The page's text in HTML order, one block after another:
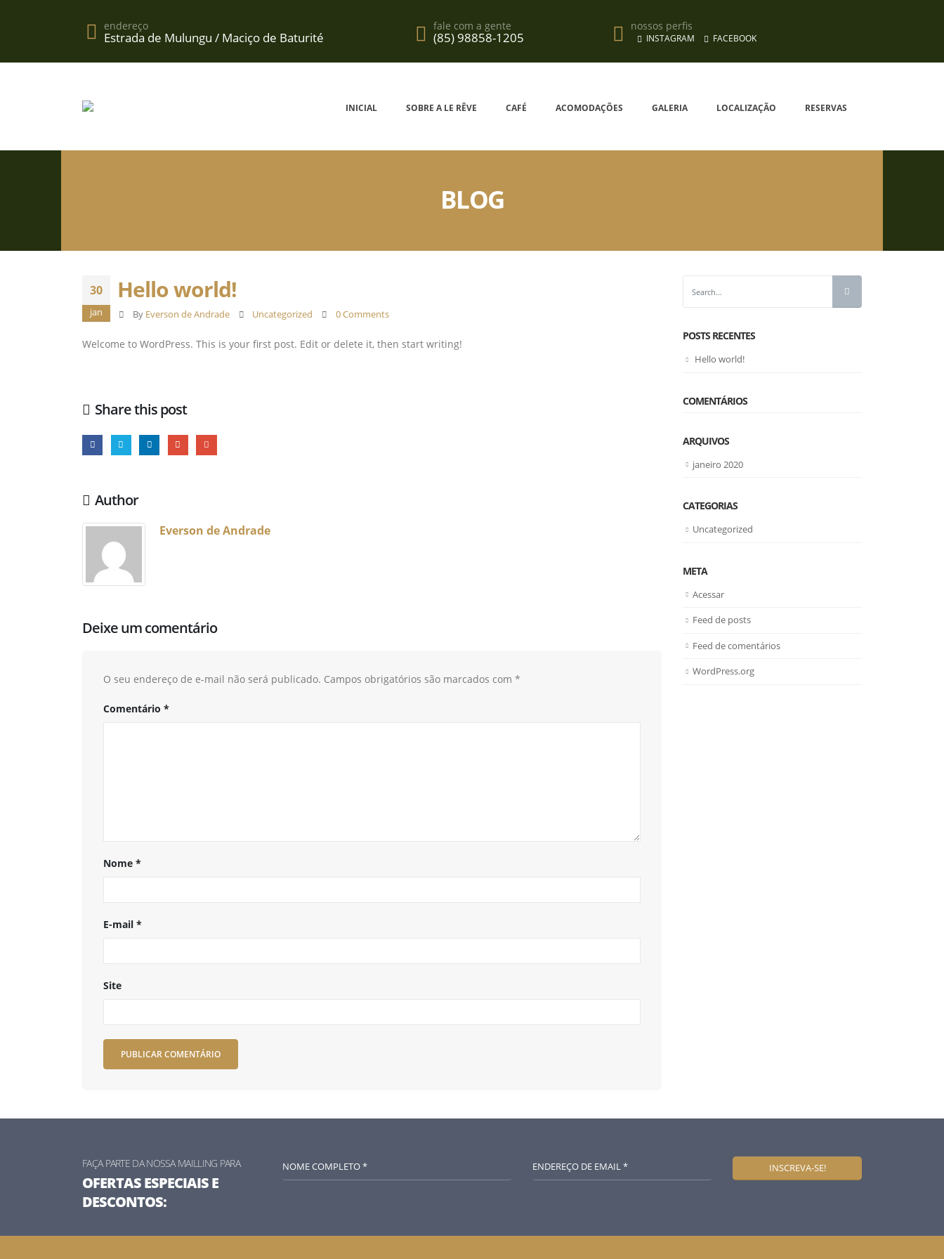
endereço
Estrada de Mulungu / Maciço de Baturité
fale com a gente
(85) 98858-1205
nossos perfis
INSTAGRAM FACEBOOK
INICIAL SOBRE A LE RÊVE CAFÉ ACOMODAÇÕES GALERIA LOCALIZAÇÃO RESERVAS
BLOG
30
jan
Hello world!
By Everson de Andrade Uncategorized 0 Comments
Welcome to WordPress. This is your first post. Edit or delete it, then start writing!
Share this post
Author
Everson de Andrade
Deixe um comentário
O seu endereço de e-mail não será publicado. Campos obrigatórios são marcados com *
Comentário *
Nome *
E-mail *
Site
POSTS RECENTES
Hello world!
COMENTÁRIOS
ARQUIVOS
janeiro 2020
CATEGORIAS
Uncategorized
META
Acessar
Feed de posts
Feed de comentários
WordPress.org
FAÇA PARTE DA NOSSA MAILLING PARA
OFERTAS ESPECIAIS E
DESCONTOS: